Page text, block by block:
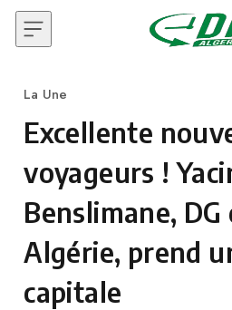
Skip to content
Category
La Une
Excellente
voyageurs !
Benslimane, DG
Algérie, prend
capitale